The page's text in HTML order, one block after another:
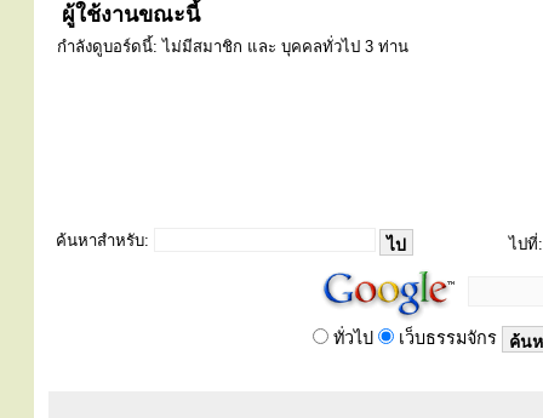
ผู้ใช้งานขณะนี้
กำลังดูบอร์ดนี้: ไม่มีสมาชิก และ บุคคลทั่วไป 3 ท่าน
ค้นหาสำหรับ: ไปที่:
ทั่วไป เว็บธรรมจักร